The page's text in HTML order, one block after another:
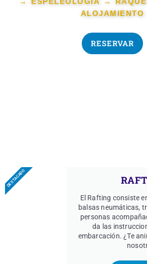
ALOJAMIENTO
RESERVAR
El Rafting consiste
balsas neumáticas,
personas
da las
embarcación. ¿Te
DESTACADO